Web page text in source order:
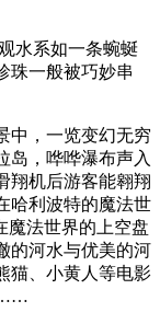
水系如一条蜿蜒
珠一般被巧妙串
，一览变幻无穷
岛，哗哗瀑布声入
翔机后游客能翱翔
哈利波特的魔法世
魔法世界的上空盘
的河水与优美的河
猫、小黄人等电影
……